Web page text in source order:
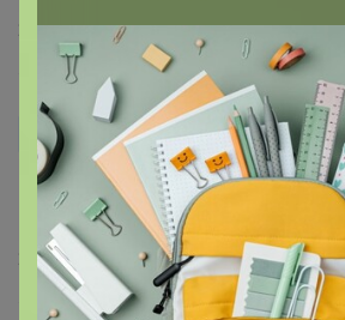
24 сентября, 2025 19:07
Lesa
футболка плотная, отличная, цвет
скорее беж
24 сентября, 2025 10:28